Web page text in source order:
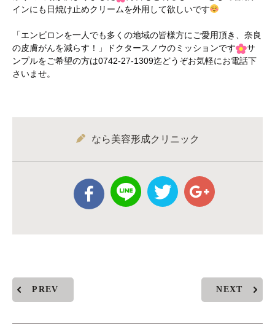
インにも日焼け止めクリームを外用して欲しいです
「エンビロンを一人でも多くの地域の皆様方にご愛用頂き、奈良
の皮膚がんを減らす！」ドクタースノウのミッションです
サ
ンプルをご希望の方は0742-27-1309迄どうぞお気軽にお電話下
さいませ。
なら美容形成クリニック
PREV NEXT